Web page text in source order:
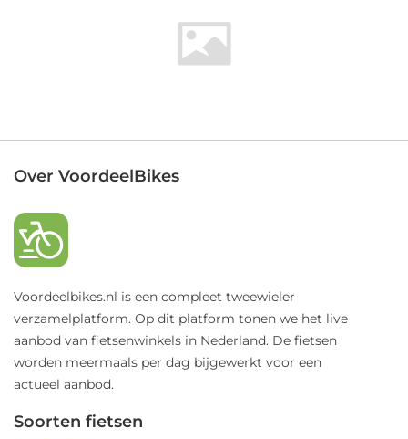
Over VoordeelBikes
Voordeelbikes.nl is een compleet tweewieler
verzamelplatform. Op dit platform tonen we het live
aanbod van fietsenwinkels in Nederland. De fietsen
worden meermaals per dag bijgewerkt voor een
actueel aanbod.
Soorten fietsen